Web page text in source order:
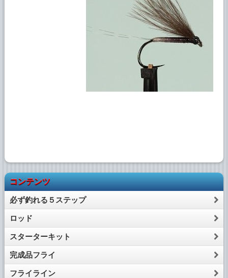
コンテンツ
必ず釣れる５ステップ
ロッド
スターターキット
完成品フライ
フライライン